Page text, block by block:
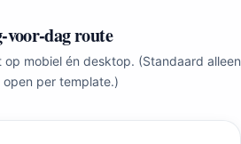
voor-dag route
mobiel én desktop. (Standaard alleen
open per template.)